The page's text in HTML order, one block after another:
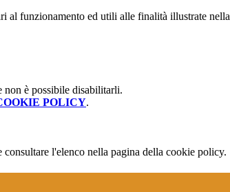
al funzionamento ed utili alle finalità illustrate nella
non è possibile disabilitarli.
POLICY.
l'elenco nella pagina della cookie policy.